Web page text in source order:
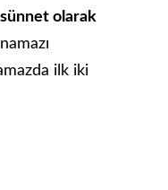
olarak
ilk iki